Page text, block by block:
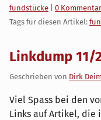
Kategorien:
fundstücke
0
Tags für diesen Artikel:
Linkdump 11/
Geschrieben von Dirk
Viel Spass bei den
Links auf Artikel, die